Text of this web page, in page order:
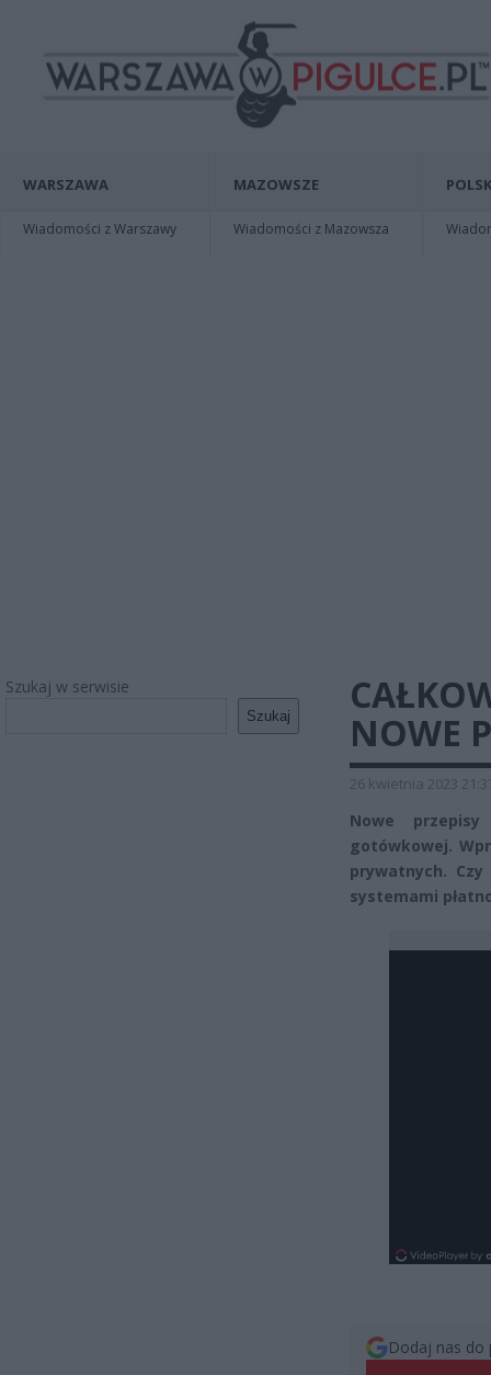
WARSZAWA
Wiadomości z Warszawy
MAZOWSZE
Wiadomości z Mazowsza
Szukaj w serwisie
Szukaj
NOWE
26 kwietnia 2023
Nowe
gotówkowej.
prywatnych.
systemami
Dodaj nas do